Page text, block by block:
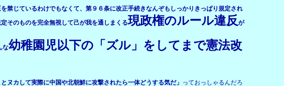
禁じているわけでもなくて、第９６条に改正手続きなんぞもしっかりきっぱり規定され
定そのものを完全無視して己が我を通しまくる現政権のルール違反が
な幼稚園児以下の「ズル」をしてまで憲法改
とヌカして実際に中国や北朝鮮に攻撃されたら一体どうする気だ」 っておっしゃるんだろ